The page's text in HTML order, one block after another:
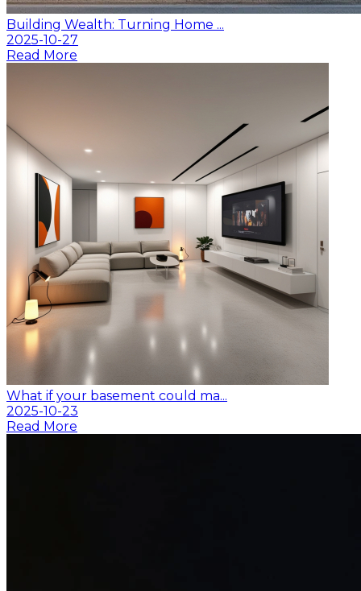
Building Wealth: Turning Home ...
2025-10-27
Read More
What if your basement could ma...
2025-10-23
Read More